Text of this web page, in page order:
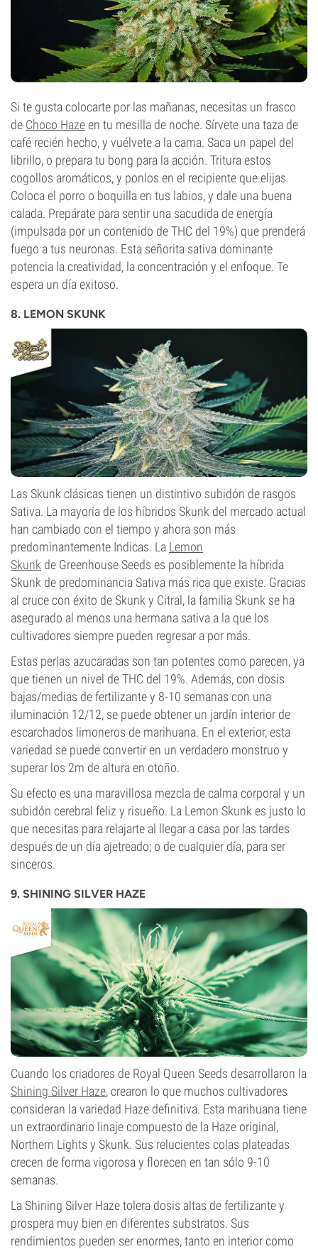
Si te gusta colocarte por las mañanas, necesitas un frasco
de Choco Hazeen tu mesilla de noche. Sírvete una taza de
café recién hecho, y vuélvete a la cama. Saca un papel del
librillo, o prepara tu bong para la acción. Tritura estos
cogollos aromáticos, y ponlos en el recipiente que elijas.
Coloca el porro o boquilla en tus labios, y dale una buena
calada. Prepárate para sentir una sacudida de energía
(impulsada por un contenido de THC del 19%) que prenderá
fuego a tus neuronas. Esta señorita sativa dominante
potencia la creatividad, la concentración y el enfoque. Te
espera un día exitoso.
8. LEMON SKUNK
Las Skunk clásicas tienen un distintivo subidón de rasgos
Sativa. La mayoría de los híbridos Skunk del mercado actual
han cambiado con el tiempo y ahora son más
predominantemente Indicas. La Lemon
Skunk de Greenhouse Seeds es posiblemente la híbrida
Skunk de predominancia Sativa más rica que existe. Gracias
al cruce con éxito de Skunk y Citral, la familia Skunk se ha
asegurado al menos una hermana sativa a la que los
cultivadores siempre pueden regresar a por más.
Estas perlas azucaradas son tan potentes como parecen, ya
que tienen un nivel de THC del 19%. Además, con dosis
bajas/medias de fertilizante y 8-10 semanas con una
iluminación 12/12, se puede obtener un jardín interior de
escarchados limoneros de marihuana. En el exterior, esta
variedad se puede convertir en un verdadero monstruo y
superar los 2m de altura en otoño.
Su efecto es una maravillosa mezcla de calma corporal y un
subidón cerebral feliz y risueño. La Lemon Skunk es justo lo
que necesitas para relajarte al llegar a casa por las tardes
después de un día ajetreado; o de cualquier día, para ser
sinceros.
9. SHINING SILVER HAZE
Cuando los criadores de Royal Queen Seeds desarrollaron la
Shining Silver Haze, crearon lo que muchos cultivadores
consideran la variedad Haze definitiva. Esta marihuana tiene
un extraordinario linaje compuesto de la Haze original,
Northern Lights y Skunk. Sus relucientes colas plateadas
crecen de forma vigorosa y florecen en tan sólo 9-10
semanas.
La Shining Silver Haze tolera dosis altas de fertilizante y
prospera muy bien en diferentes substratos. Sus
rendimientos pueden ser enormes, tanto en interior como